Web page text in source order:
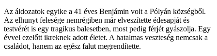
Az áldozatok egyike a 41 éves Benjámin volt a Pólyán községből.
Az elhunyt felesége nemrégiben már elveszítette édesapját és
testvérét is egy tragikus balesetben, most pedig férjét gyászolja. Egy
évvel ezelőtt ikreknek adott életet. A hatalmas veszteség nemcsak a
családot, hanem az egész falut megrendítette.